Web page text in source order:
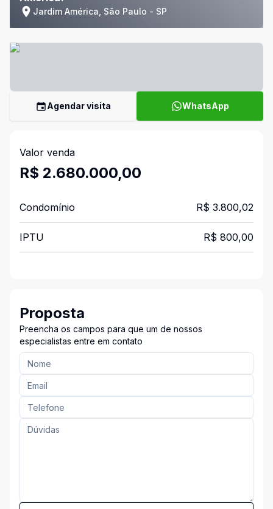
Jardim América, São Paulo - SP
Agendar visita WhatsApp
Valor venda
R$ 2.680.000,00
Condomínio R$ 3.800,02
IPTU R$ 800,00
Proposta
Preencha os campos para que um de nossos
especialistas entre em contato